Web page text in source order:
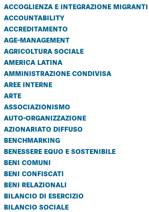
accoglienza e integrazione migranti
accountability
accreditamento
age-management
agricoltura sociale
america latina
amministrazione condivisa
aree interne
arte
associazionismo
auto-organizzazione
azionariato diffuso
benchmarking
benessere equo e sostenibile
beni comuni
beni confiscati
beni relazionali
bilancio di esercizio
bilancio sociale